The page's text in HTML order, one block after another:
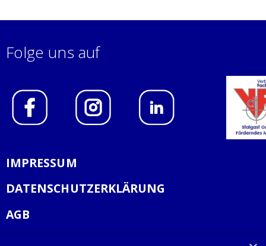
Folge uns auf
IMPRESSUM
DATENSCHUTZERKLÄRUNG
AGB